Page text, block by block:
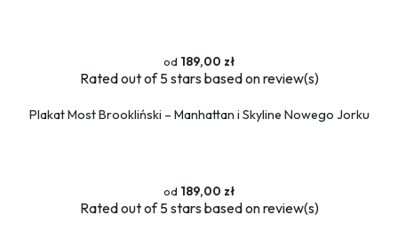
189,00 zł
Ratedout of 5 stars based onreview(s)
Plakat Most Brookliński – Manhattan i Skyline Nowego Jorku
189,00 zł
Ratedout of 5 stars based onreview(s)